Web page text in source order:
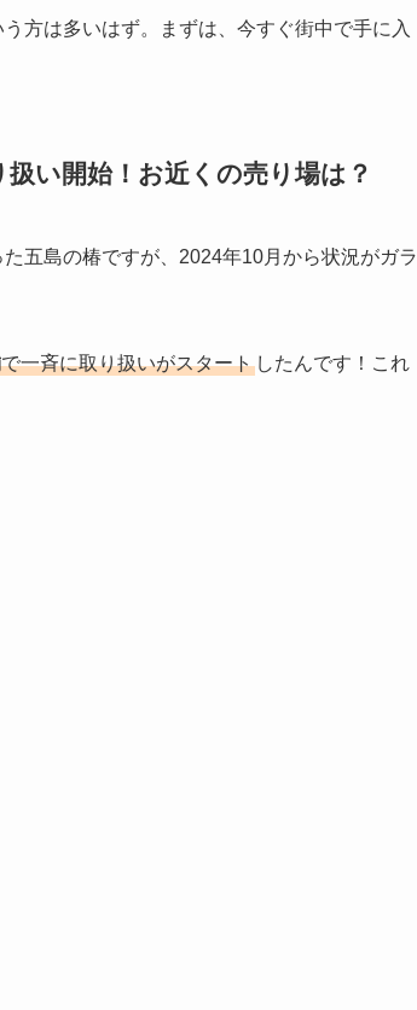
方は多いはず。まずは、今すぐ街中で手に入
い開始！お近くの売り場は？
五島の椿ですが、2024年10月から状況がガラ
で一斉に取り扱いがスタート したんです！これ